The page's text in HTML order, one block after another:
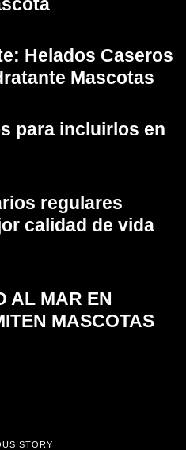
Helados Caseros
Mascotas
12
para incluirlos en
regulares
calidad de vida
AL MAR EN
MASCOTAS
STORY